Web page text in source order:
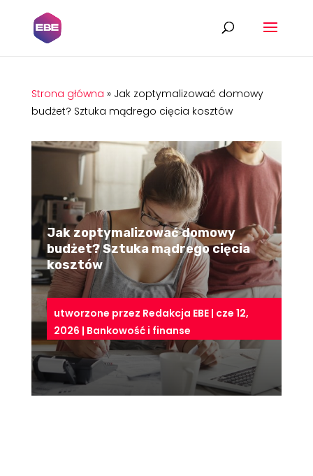
Strona główna » Jak zoptymalizować domowy
budżet? Sztuka mądrego cięcia kosztów
Jak zoptymalizować domowy
budżet? Sztuka mądrego cięcia
kosztów
utworzone przez Redakcja EBE | cze 12,
2026 | Bankowość i finanse